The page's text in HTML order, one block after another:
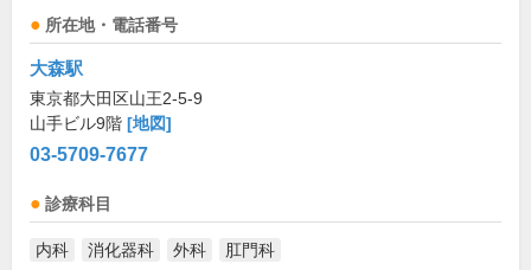
所在地・電話番号
大森駅
東京都大田区山王2-5-9
山手ビル9階 [地図]
03-5709-7677
診療科目
内科 消化器科 外科 肛門科